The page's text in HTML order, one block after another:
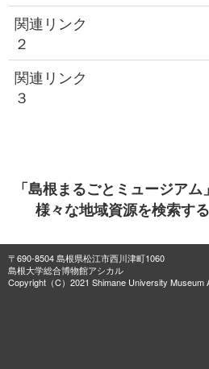
関連リンク
２
関連リンク
３
「島根まるごとミュージア
様々な地域資源を検索す
〒690-8504 島根県松江市西川津町1060
島根大学総合博物館アシカル
Copyright（C）2021 Shimane University Museum